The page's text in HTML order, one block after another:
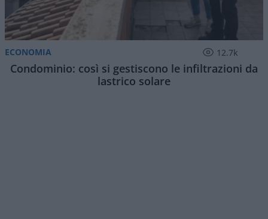
ECONOMIA 12.7k
Condominio: così si gestiscono le infiltrazioni da
lastrico solare